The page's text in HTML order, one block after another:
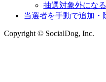
抽選対象外にな
当選者を手動で追加・
Copyright © SocialDog, Inc.